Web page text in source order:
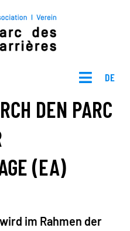
DE
DEN PARC
(EA)
im Rahmen der